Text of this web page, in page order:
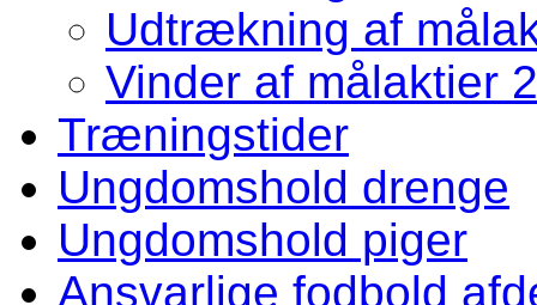
Udtrækning af
Vinder af målaktier
Træningstider
Ungdomshold drenge
Ungdomshold piger
Ansvarlige fodbold